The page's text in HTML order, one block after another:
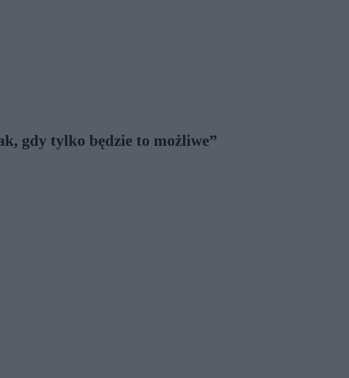
gdy tylko będzie to możliwe”